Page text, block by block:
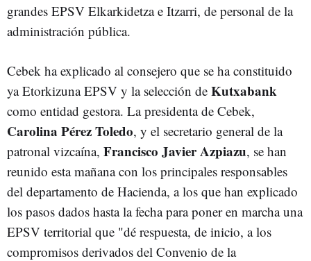
grandes EPSV Elkarkidetza e Itzarri, de personal de la
administración pública.
Cebek ha explicado al consejero que se ha constituido
ya Etorkizuna EPSV y la selección de Kutxabank
como entidad gestora. La presidenta de Cebek,
Carolina Pérez Toledo, y el secretario general de la
patronal vizcaína, Francisco Javier Azpiazu, se han
reunido esta mañana con los principales responsables
del departamento de Hacienda, a los que han explicado
los pasos dados hasta la fecha para poner en marcha una
EPSV territorial que "dé respuesta, de inicio, a los
compromisos derivados del Convenio de la